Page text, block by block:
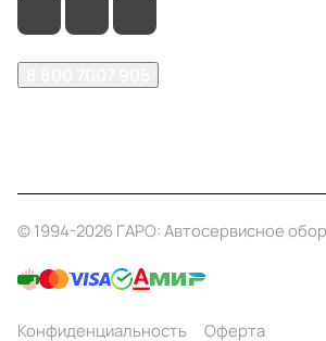
© 1994-2026 ГАРО: Автосервисное
Конфиденциальность Оферта